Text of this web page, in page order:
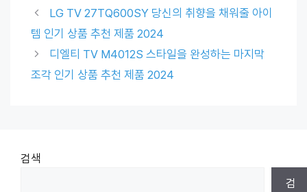
LG TV 27TQ600SY 당신의 취향을 채워줄 아이
템 인기 상품 추천 제품 2024
디엘티 TV M4012S 스타일을 완성하는 마지막
조각 인기 상품 추천 제품 2024
검색
검